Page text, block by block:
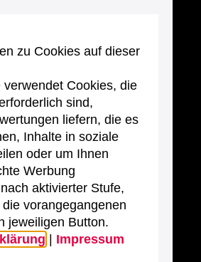
zu Cookies auf dieser
verwendet Cookies, die
sind,
liefern, die es
Inhalte in soziale
oder um Ihnen
Werbung
aktivierter Stufe,
vorangegangenen
jeweiligen Button.
Impressum